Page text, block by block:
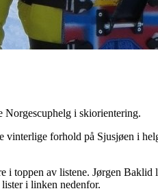
Norgescuphelg i skiorientering.
vinterlige forhold på Sjusjøen i
toppen av listene. Jørgen Baklid
i linken nedenfor.